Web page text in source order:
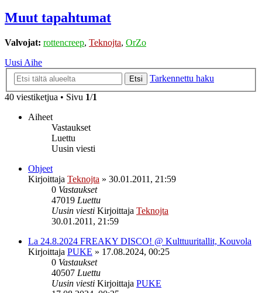
Muut tapahtumat
Valvojat: rottencreep, Teknojta, OrZo
Uusi Aihe
Etsi
Tarkennettu haku
40 viestiketjua • Sivu 1/1
Aiheet
Vastaukset
Luettu
Uusin viesti
Ohjeet
Kirjoittaja Teknojta » 30.01.2011, 21:59
0 Vastaukset
47019 Luettu
Uusin viesti Kirjoittaja Teknojta
30.01.2011, 21:59
La 24.8.2024 FREAKY DISCO! @ Kulttuuritallit, Kouvola
Kirjoittaja PUKE » 17.08.2024, 00:25
0 Vastaukset
40507 Luettu
Uusin viesti Kirjoittaja PUKE